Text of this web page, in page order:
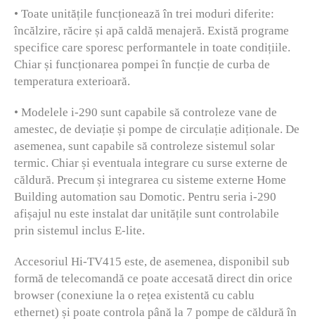
• Toate unitățile funcționează în trei moduri diferite:
încălzire, răcire și apă caldă menajeră. Există programe
specifice care sporesc performantele in toate condițiile.
Chiar și funcționarea pompei în funcție de curba de
temperatura exterioară.
• Modelele i-290 sunt capabile să controleze vane de
amestec, de deviație și pompe de circulație adiționale. De
asemenea, sunt capabile să controleze sistemul solar
termic. Chiar și eventuala integrare cu surse externe de
căldură. Precum și integrarea cu sisteme externe Home
Building automation sau Domotic. Pentru seria i-290
afișajul nu este instalat dar unitățile sunt controlabile
prin sistemul inclus E-lite.
Accesoriul Hi-TV415 este, de asemenea, disponibil sub
formă de telecomandă ce poate accesată direct din orice
browser (conexiune la o rețea existentă cu cablu
ethernet) și poate controla până la 7 pompe de căldură în